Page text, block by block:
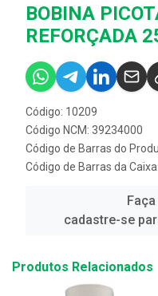
BOBINA
REFORÇADA
Código: 10209
Código NCM: 39234000
Código de Barras do
Código de Barras da
cadastre-se
Produtos Relacionados